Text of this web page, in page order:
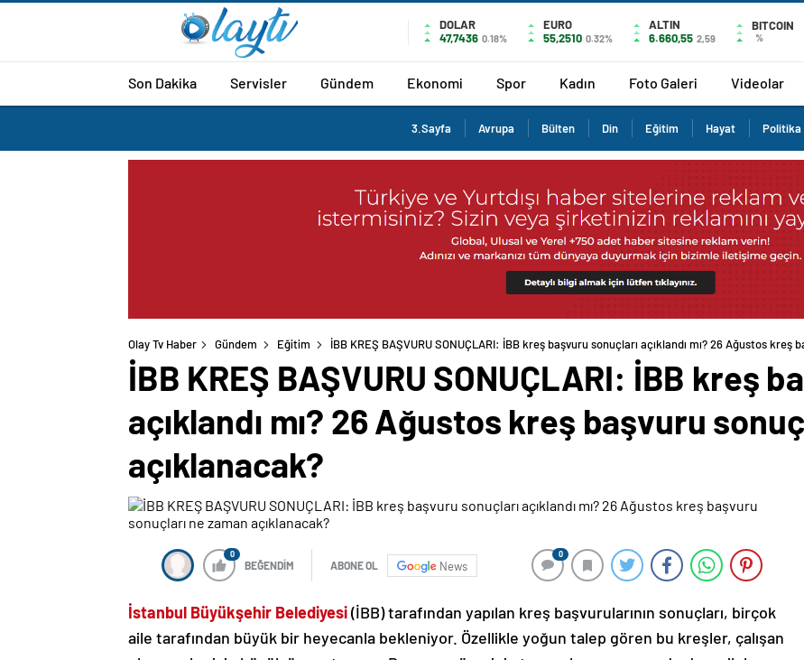
DOLAR
47,7436 0.18%
EURO
55,2510 0.32%
ALTIN
6.660,55 2,59
BITCOIN
%
Son Dakika Servisler Gündem Ekonomi Spor Kadın Foto Galeri Videolar
3.Sayfa Avrupa Bülten Din Eğitim Hayat Politika
Olay Tv Haber Gündem Eğitim İBB KREŞ BAŞVURU SONUÇLARI: İBB kreş başvuru sonuçları açıklandı mı? 26 Ağustos
İBB KREŞ BAŞVURU SONUÇLARI: İBB kreş
açıklandı mı? 26 Ağustos kreş başvuru
açıklanacak?
0
BEĞENDİM ABONE OL News
0
İstanbul Büyükşehir Belediyesi(İBB) tarafından yapılan kreş başvurularının sonuçları, birçok
aile tarafından büyük bir heyecanla bekleniyor. Özellikle yoğun talep gören bu kreşler, çalışan